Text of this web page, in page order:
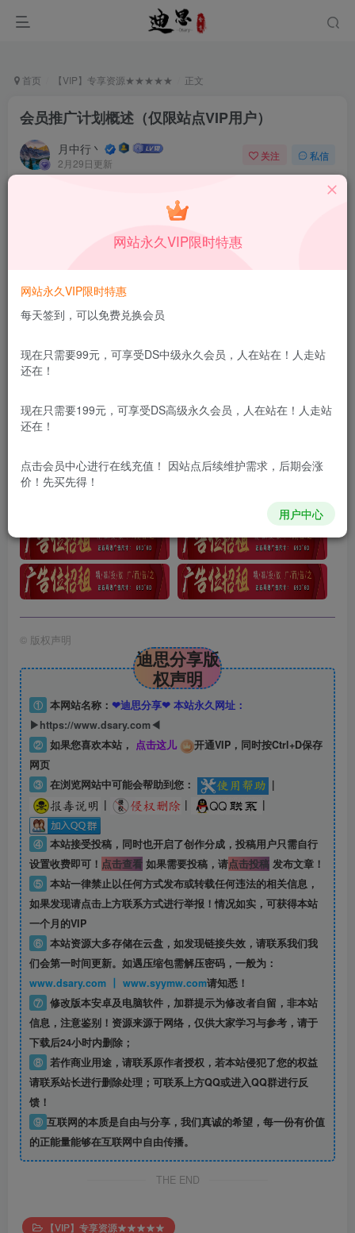
首页 【VIP】专享资源★★★★★ 正文
会员推广计划概述（仅限站点VIP用户）
月中行丶
2月29日更新
关注 私信
本站所有内容来自互联网收集，仅供学习和交流，请勿用于商业
用途。如有侵权、不妥之处，请第一时间联系我们删除！
© 版权声明
迪思分享版
权声明
① 本网站名称： ❤迪思分享❤ 本站永久网址：
▶https://www.dsary.com◀
② 如果您喜欢本站， 点击这儿
开通VIP，同时按Ctrl+D保存
网页
③ 在浏览网站中可能会帮助到您：
|
|
| |
④ 本站接受投稿，同时也开启了创作分成，投稿用户只需自行
设置收费即可！ 点击查看如果需要投稿，请点击投稿发布文章！
⑤ 本站一律禁止以任何方式发布或转载任何违法的相关信息，
如果发现请点击上方联系方式进行举报！情况如实，可获得本站
一个月的VIP
⑥ 本站资源大多存储在云盘，如发现链接失效，请联系我们我
们会第一时间更新。如遇压缩包需解压密码，一般为：
www.dsary.com 丨 www.syymw.com请知悉！
⑦ 修改版本安卓及电脑软件，加群提示为修改者自留， 非本站
信息，注意鉴别！资源来源于网络，仅供大家学习与参考，请于
下载后24小时内删除；
⑧ 若作商业用途，请联系原作者授权，若本站侵犯了您的权益
请联系站长进行删除处理；可联系上方QQ或进入QQ群进行反
馈！
⑨ 互联网的本质是自由与分享，我们真诚的希望，每一份有价值
的正能量能够在互联网中自由传播。
THE END
【VIP】专享资源★★★★★
网站永久VIP限时特惠
网站永久VIP限时特惠
每天签到，可以免费兑换会员
现在只需要99元，可享受DS中级永久会员，人在站在！人走站
还在！
现在只需要199元，可享受DS高级永久会员，人在站在！人走站
还在！
点击会员中心进行在线充值！ 因站点后续维护需求，后期会涨
价！先买先得！
用户中心